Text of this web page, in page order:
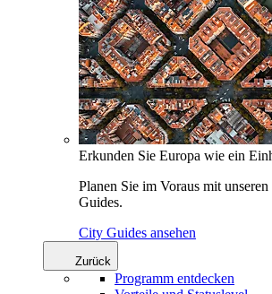
Erkunden Sie Europa wie ein
Planen Sie im Voraus mit
Guides.
City Guides ansehen
Zurück
Programm entdecken